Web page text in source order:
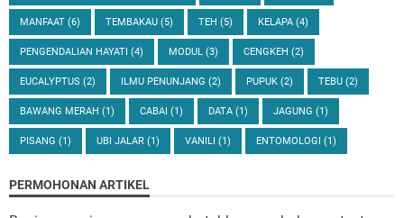
MANFAAT (6) TEMBAKAU (5) TEH (5) KELAPA (4)
PENGENDALIAN HAYATI (4) MODUL (3) CENGKEH (2)
EUCALYPTUS (2) ILMU PENUNJANG (2) PUPUK (2) TEBU (2)
BAWANG MERAH (1) CABAI (1) DATA (1) JAGUNG (1)
PISANG (1) UBI JALAR (1) VANILI (1) ENTOMOLOGI (1)
PERMOHONAN ARTIKEL